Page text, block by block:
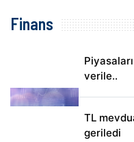
Finans
verile..
TL
geriledi